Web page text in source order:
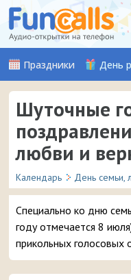
Праздники День
Шуточные
любви и
Календарь День семьи,
Специально ко дню
году отмечается 8
прикольных голосовых
которые можно